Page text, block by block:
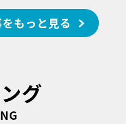
もっと見る
グ